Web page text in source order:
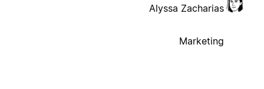
Alyssa Zacharias
Marketing